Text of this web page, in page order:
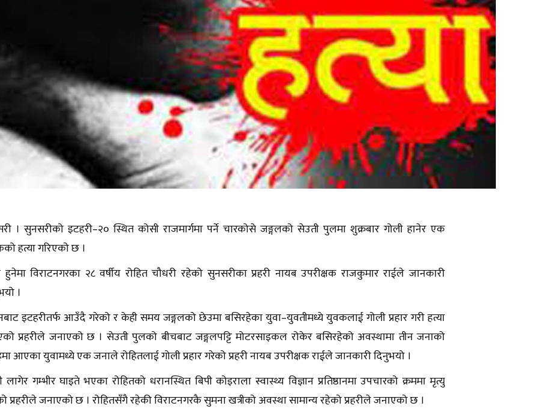
। सुनसरीको इटहरी–२० स्थित कोसी राजमार्गमा पर्ने चारकोसे जङ्गलको सेउती पुलमा शुक्रबार गोली हानेर एक
हत्या गरिएको छ ।
हुनेमा विराटनगरका २८ वर्षीय रोहित चौधरी रहेको सुनसरीका प्रहरी नायब उपरीक्षक राजकुमार राईले जानकारी
।
इटहरीतर्फ आउँदै गरेको र केही समय जङ्गलको छेउमा बसिरहेका युवा–युवतीमध्ये युवकलाई गोली प्रहार गरी हत्या
प्रहरीले जनाएको छ । सेउती पुलको बीचबाट जङ्गलपट्टि मोटरसाइकल रोकेर बसिरहेको अवस्थामा तीन जनाको
आएका युवामध्ये एक जनाले रोहितलाई गोली प्रहार गरेको प्रहरी नायब उपरीक्षक राईले जानकारी दिनुभयो ।
लागेर गम्भीर घाइते भएका रोहितको धरानस्थित बिपी कोइराला स्वास्थ्य विज्ञान प्रतिष्ठानमा उपचारको क्रममा मृत्यु
प्रहरीले जनाएको छ । रोहितसँगै रहेकी विराटनगरकै सुमना खत्रीको अवस्था सामान्य रहेको प्रहरीले जनाएको छ ।